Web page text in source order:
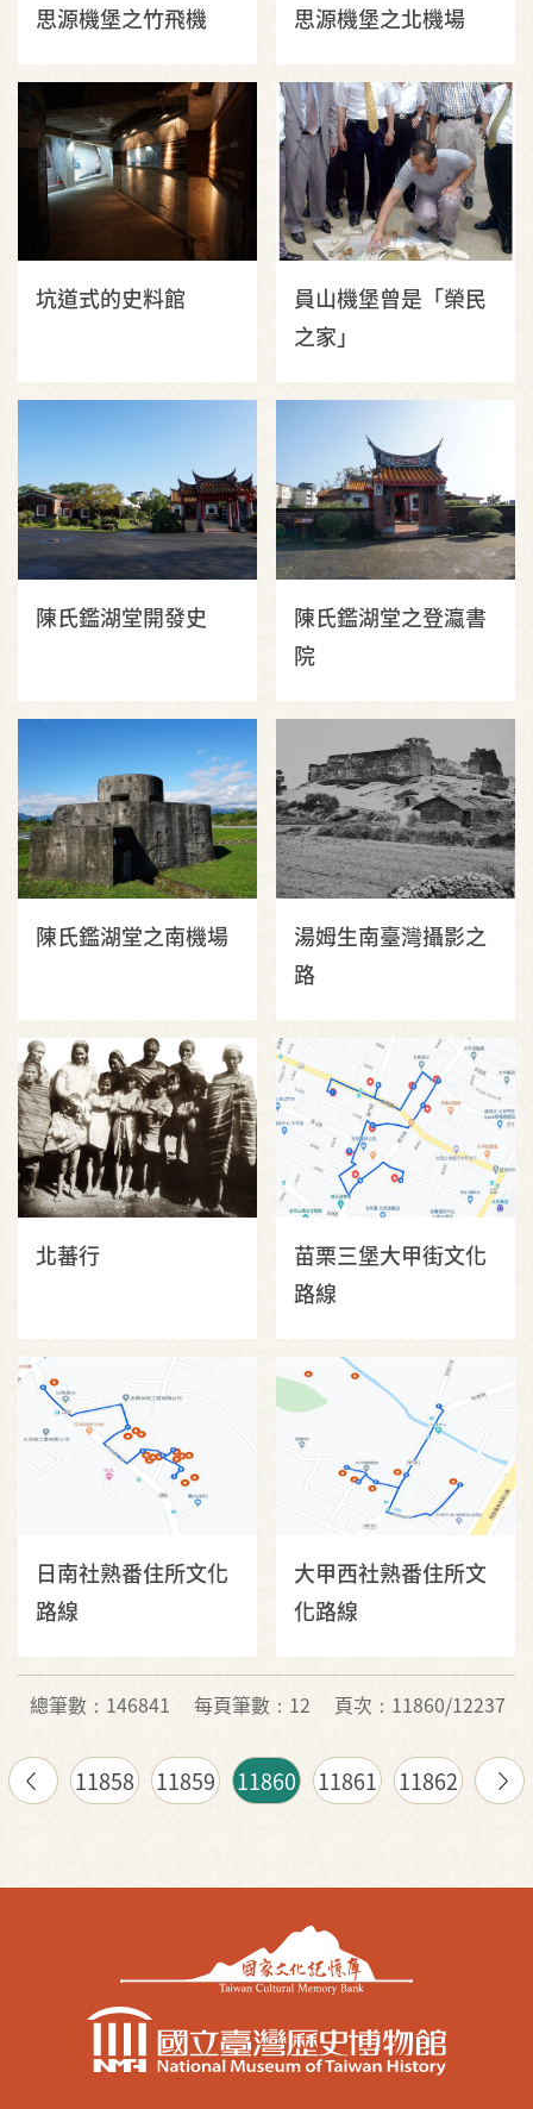
思源機堡之竹飛機 思源機堡之北機場
坑道式的史料館
員山機堡曾是「榮民
之家」
陳氏鑑湖堂開發史
陳氏鑑湖堂之登瀛書
院
陳氏鑑湖堂之南機場
湯姆生南臺灣攝影之
路
北蕃行
苗栗三堡大甲街文化
路線
日南社熟番住所文化
路線
大甲西社熟番住所文
化路線
總筆數：146841 每頁筆數：12 頁次：11860/12237
11858 11859 11860 11861 11862